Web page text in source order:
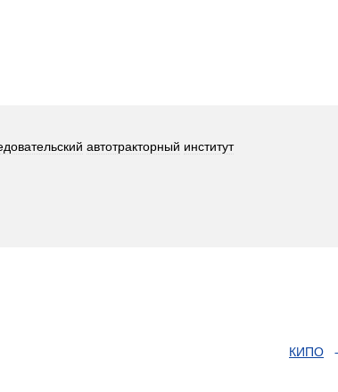
автотракторный институт
КИПО